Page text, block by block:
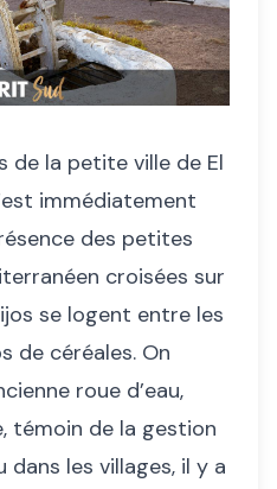
de la petite ville de El
immédiatement
des petites
croisées sur
se logent entre les
de céréales. On
roue d’eau,
témoin de la gestion
dans les villages, il y a